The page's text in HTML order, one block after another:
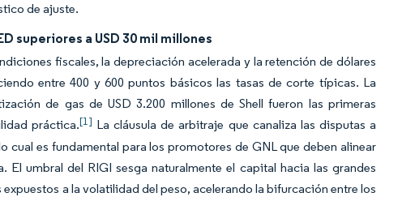
de ajuste.
superiores a USD 30 mil millones
fiscales, la depreciación acelerada y la retención de dólares
entre 400 y 600 puntos básicos las tasas de corte típicas. La
de gas de USD 3.200 millones de Shell fueron las primeras
práctica.[1] La cláusula de arbitraje que canaliza las disputas a
cual es fundamental para los promotores de GNL que deben alinear
umbral del RIGI sesga naturalmente el capital hacia las grandes
a la volatilidad del peso, acelerando la bifurcación entre los